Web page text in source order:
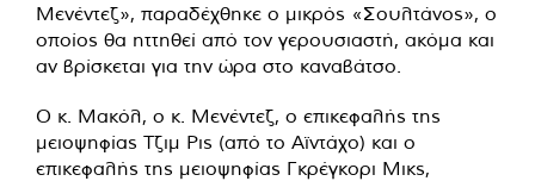
Μενέντεζ», παραδέχθηκε ο μικρός «Σουλτάνος», ο
οποίος θα ηττηθεί από τον γερουσιαστή, ακόμα και
αν βρίσκεται για την ώρα στο καναβάτσο.
Ο κ. Μακόλ, ο κ. Μενέντεζ, ο επικεφαλής της
μειοψηφίας Τζιμ Ρις (από το Αϊντάχο) και ο
επικεφαλής της μειοψηφίας Γκρέγκορι Μικς,